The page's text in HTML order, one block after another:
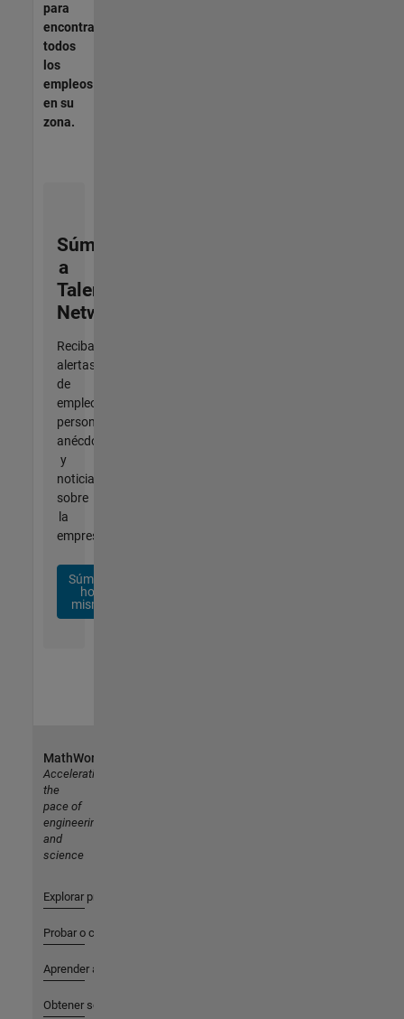
para
encontrar
todos
los
empleos
en su
zona.
Súmese
a
Talent
Network
Reciba
alertas
de
empleo
personalizadas,
anécdotas
y
noticias
sobre
la
empresa.
Súmese
hoy
mismo
MathWorks
Accelerating
the
pace of
engineering
and
science
Explorar productos
Probar o comprar
Aprender a utilizar
Obtener soporte